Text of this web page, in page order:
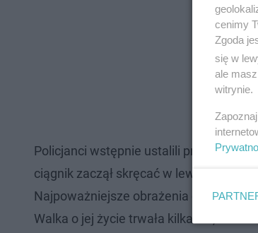
Policjanci wstępnie ustalili przebieg
ciągnik zaczął skręcać w lewo na pole.
Najpoważniejsze obrażenia odniosła
Walka o jej życie trwała kilka dni, lecz
cenimy
Zgoda
się w
ale
witrynie.